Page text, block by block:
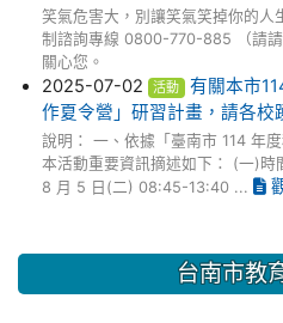
笑氣危害大，別讓笑氣笑掉你的
制諮詢專線 0800-770-885 （請
關心您。
2025-07-02 活動
有關本市
作夏令營」研習計畫，請各校
說明： 一、依據「臺南市 114 年
本活動重要資訊摘述如下： (一)時
8 月 5 日(二) 08:45-13:40 ...
台南市教